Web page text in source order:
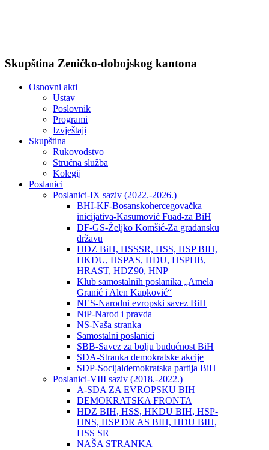
Skupština Zeničko-dobojskog kantona
Osnovni akti
Ustav
Poslovnik
Programi
Izvještaji
Skupština
Rukovodstvo
Stručna služba
Kolegij
Poslanici
Poslanici-IX saziv (2022.-2026.)
BHI-KF-Bosanskohercegovačka
inicijativa-Kasumović Fuad-za BiH
DF-GS-Željko Komšić-Za građansku
državu
HDZ BiH, HSSSR, HSS, HSP BIH,
HKDU, HSPAS, HDU, HSPHB,
HRAST, HDZ90, HNP
Klub samostalnih poslanika „Amela
Granić i Alen Kapković“
NES-Narodni evropski savez BiH
NiP-Narod i pravda
NS-Naša stranka
Samostalni poslanici
SBB-Savez za bolju budućnost BiH
SDA-Stranka demokratske akcije
SDP-Socijaldemokratska partija BiH
Poslanici-VIII saziv (2018.-2022.)
A-SDA ZA EVROPSKU BIH
DEMOKRATSKA FRONTA
HDZ BIH, HSS, HKDU BIH, HSP-
HNS, HSP DR AS BIH, HDU BIH,
HSS SR
NAŠA STRANKA